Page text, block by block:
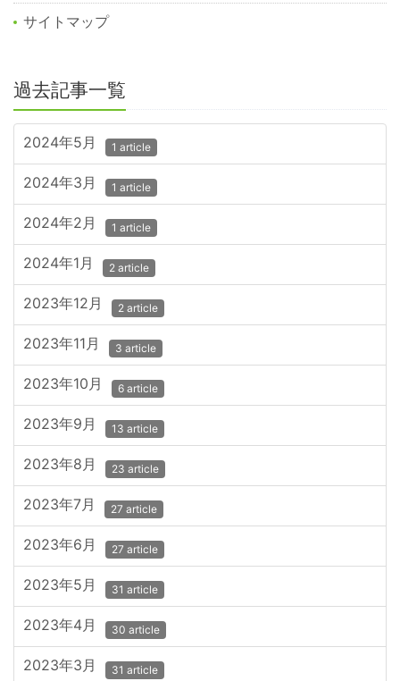
サイトマップ
過去記事一覧
2024年5月 1 article
2024年3月 1 article
2024年2月 1 article
2024年1月 2 article
2023年12月 2 article
2023年11月 3 article
2023年10月 6 article
2023年9月 13 article
2023年8月 23 article
2023年7月 27 article
2023年6月 27 article
2023年5月 31 article
2023年4月 30 article
2023年3月 31 article